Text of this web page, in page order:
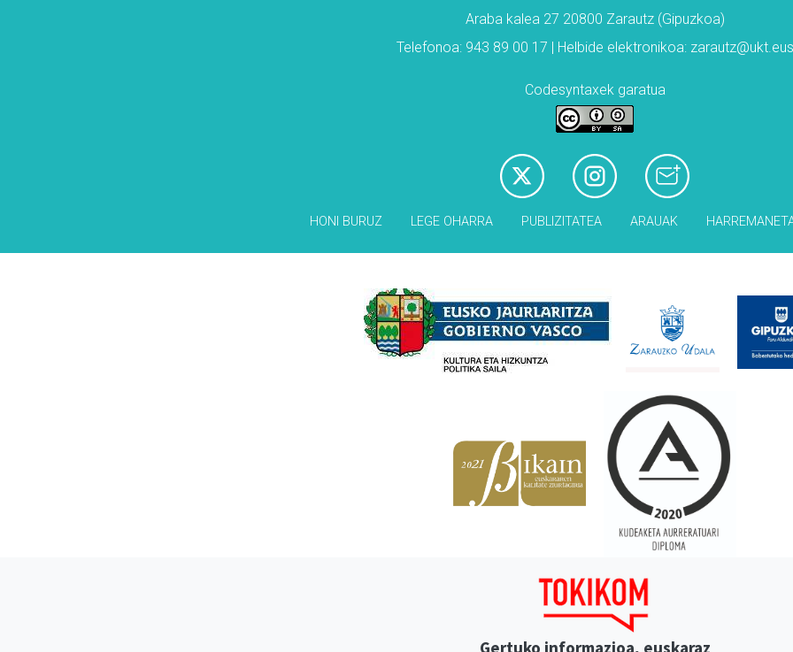
Araba kalea 27 20800 Zarautz (Gipuzkoa)
Telefonoa: 943 89 00 17 | Helbide elektronikoa: zarautz@ukt.eus
Codesyntaxek garatua
HONI BURUZ LEGE OHARRA PUBLIZITATEA ARAUAK
Gertuko informazioa, euskaraz